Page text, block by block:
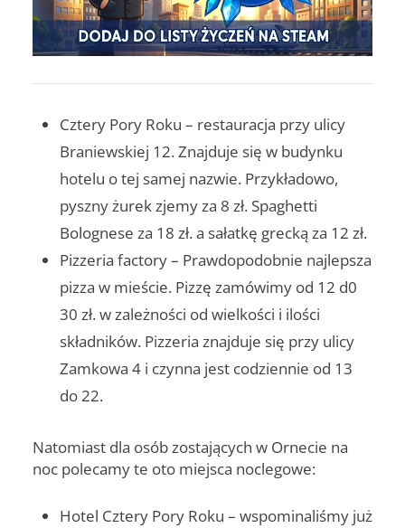
Cztery Pory Roku – restauracja przy ulicy
Braniewskiej 12. Znajduje się w budynku
hotelu o tej samej nazwie. Przykładowo,
pyszny żurek zjemy za 8 zł. Spaghetti
Bolognese za 18 zł. a sałatkę grecką za 12 zł.
Pizzeria factory – Prawdopodobnie najlepsza
pizza w mieście. Pizzę zamówimy od 12 d0
30 zł. w zależności od wielkości i ilości
składników. Pizzeria znajduje się przy ulicy
Zamkowa 4 i czynna jest codziennie od 13
do 22.
Natomiast dla osób zostających w Ornecie na
noc polecamy te oto miejsca noclegowe:
Hotel Cztery Pory Roku – wspominaliśmy już